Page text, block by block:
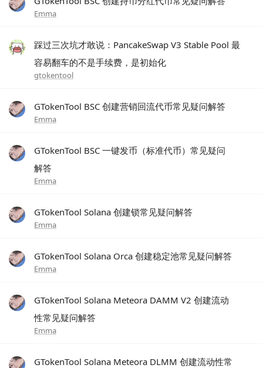
Emma
踩过三次坑才敢说：PancakeSwap V3 Stable Pool 最
容易翻车的不是手续费，是初始化
gtokentool
GTokenTool BSC 创建营销回流代币常见疑问解答
Emma
GTokenTool BSC 一键发币（标准代币）常见疑问
解答
Emma
GTokenTool Solana 创建锁常见疑问解答
Emma
GTokenTool Solana Orca 创建稳定池常见疑问解答
Emma
GTokenTool Solana Meteora DAMM V2 创建流动
性常见疑问解答
Emma
GTokenTool Solana Meteora DLMM 创建流动性常